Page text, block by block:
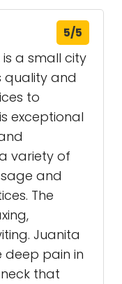
5/5
a small city
quality and
to
exceptional
variety of
and
The
Juanita
deep pain in
that